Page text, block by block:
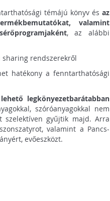
témájú könyv és az
valamint
, az alábbi
sharing rendszerekről
hatékony a fenntarthatósági
legkönyezetbarátabban
szóróanyagokkal nem
szelektíven gyűjtik majd. Arra
valamint a Pancs-
evőeszközt.